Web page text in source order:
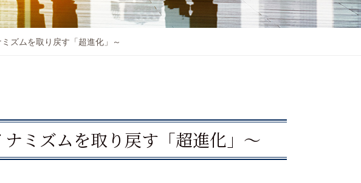
ズムを取り戻す「超進化」～
ミズムを取り戻す「超進化」～